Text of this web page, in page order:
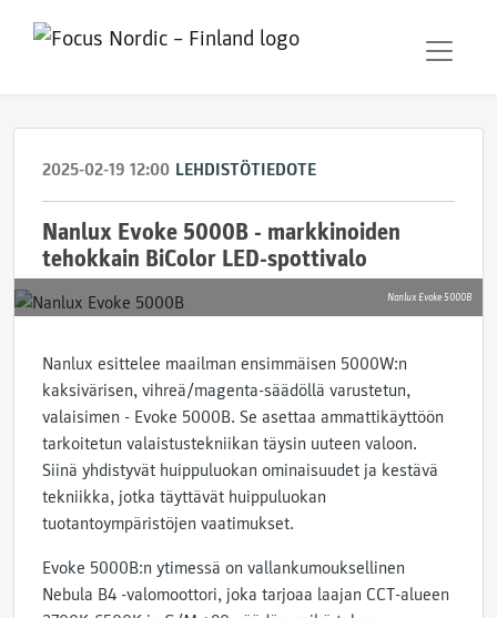
2025-02-19 12:00 LEHDISTÖTIEDOTE
Nanlux Evoke 5000B - markkinoiden
tehokkain BiColor LED-spottivalo
Nanlux Evoke 5000B
Nanlux esittelee maailman ensimmäisen 5000W:n
kaksivärisen, vihreä/magenta-säädöllä varustetun,
valaisimen - Evoke 5000B. Se asettaa ammattikäyttöön
tarkoitetun valaistustekniikan täysin uuteen valoon.
Siinä yhdistyvät huippuluokan ominaisuudet ja kestävä
tekniikka, jotka täyttävät huippuluokan
tuotantoympäristöjen vaatimukset.
Evoke 5000B:n ytimessä on vallankumouksellinen
Nebula B4 -valomoottori, joka tarjoaa laajan CCT-alueen